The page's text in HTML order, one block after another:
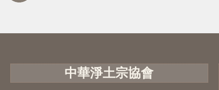
中華淨土宗協會